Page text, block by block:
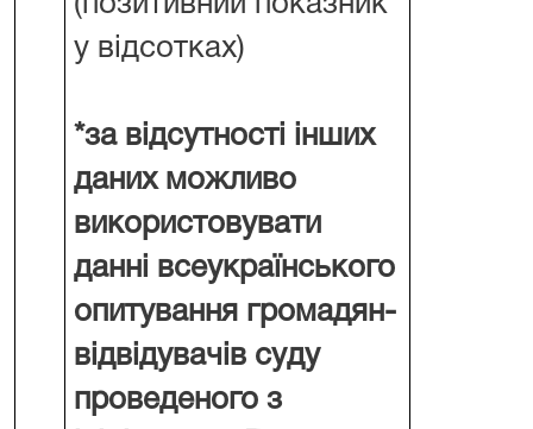
у відсотках)
*за відсутності інших
даних можливо
використовувати
данні всеукраїнського
опитування громадян-
відвідувачів суду
проведеного з